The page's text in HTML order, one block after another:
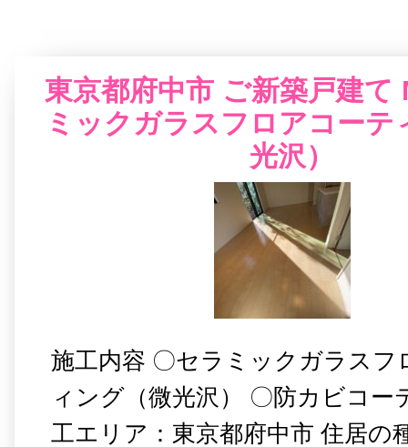
新築マンション一覧
東京都府中市 ご新築戸建て
ミックガラスフロアコーテ
光沢）
施工内容 〇セラミックガラスフ
ィング（微光沢） 〇防カビコー
工エリア：東京都府中市 住居の